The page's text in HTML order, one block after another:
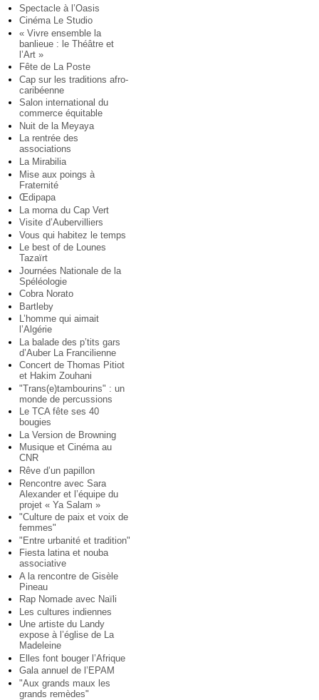
Spectacle à l’Oasis
Cinéma Le Studio
« Vivre ensemble la
banlieue : le Théâtre et
l’Art »
Fête de La Poste
Cap sur les traditions afro-
caribéenne
Salon international du
commerce équitable
Nuit de la Meyaya
La rentrée des
associations
La Mirabilia
Mise aux poings à
Fraternité
Œdipapa
La morna du Cap Vert
Visite d’Aubervilliers
Vous qui habitez le temps
Le best of de Lounes
Tazaïrt
Journées Nationale de la
Spéléologie
Cobra Norato
Bartleby
L’homme qui aimait
l’Algérie
La balade des p’tits gars
d’Auber La Francilienne
Concert de Thomas Pitiot
et Hakim Zouhani
"Trans(e)tambourins" : un
monde de percussions
Le TCA fête ses 40
bougies
La Version de Browning
Musique et Cinéma au
CNR
Rêve d’un papillon
Rencontre avec Sara
Alexander et l’équipe du
projet « Ya Salam »
"Culture de paix et voix de
femmes"
"Entre urbanité et tradition"
Fiesta latina et nouba
associative
A la rencontre de Gisèle
Pineau
Rap Nomade avec Naïli
Les cultures indiennes
Une artiste du Landy
expose à l’église de La
Madeleine
Elles font bouger l’Afrique
Gala annuel de l’EPAM
"Aux grands maux les
grands remèdes"